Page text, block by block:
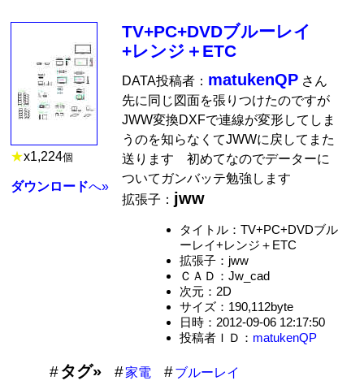
★x1,224個
ダウンロードへ»
TV+PC+DVDブルーレイ
+レンジ＋ETC
DATA投稿者： matukenQP さん
先に同じ図面を張りつけたのですが
JWW変換DXFで連線が変形してしま
うのを知らなくてJWWに戻してまた
送ります 初めてなのでデーターに
ついてガンバッテ勉強します
拡張子： jww
タイトル：TV+PC+DVDブル
ーレイ+レンジ＋ETC
拡張子：jww
ＣＡＤ：Jw_cad
次元：2D
サイズ：190,112byte
日時：2012-09-06 12:17:50
投稿者ＩＤ： matukenQP
タグ» 家電
ブルーレイ